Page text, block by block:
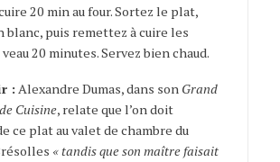
20 min au four. Sortez le plat,
blanc, puis remettez à cuire les
20 minutes. Servez bien chaud.
: Alexandre Dumas, dans son Grand
Cuisine, relate que l’on doit
ce plat au valet de chambre du
« tandis que son maître faisait